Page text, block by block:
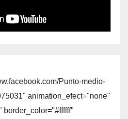
Punto-medio-
animation_efect="none"